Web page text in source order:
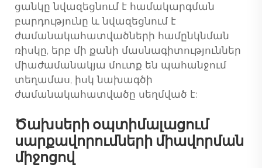
ցանկը նվազեցնում է համակարգման
բարդությունը և նվազեցնում է
ժամանակահատվածների համընկնման
ռիսկը, երբ մի քանի մասնագիտություններ
միաժամանակյա մուտք են պահանջում
տեղամաս, իսկ նախագծի
ժամանակահատվածը սեղմված է:
Ծախսերի օպտիմալացում
սարքավորումների միավորման
միջոցով